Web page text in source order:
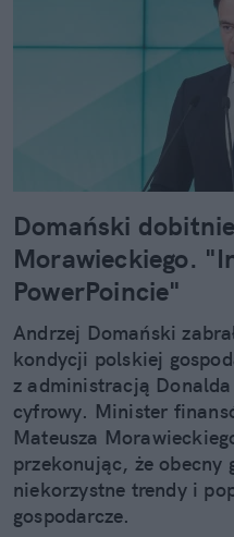
Domański
Morawieckiego.
PowerPoincie"
Andrzej Domański
kondycji polskiej
z administracją
cyfrowy. Minister
Mateusza
przekonując, że obecny
niekorzystne trendy i
gospodarcze.